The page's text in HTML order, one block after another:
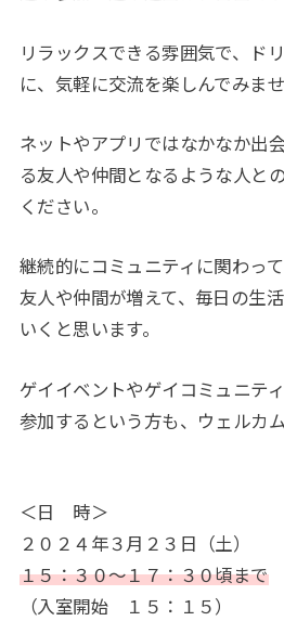
リラックスできる雰囲気で、ド
に、気軽に交流を楽しんでみませ
ネットやアプリではなかなか出
る友人や仲間となるような人と
ください。
継続的にコミュニティに関わっ
友人や仲間が増えて、毎日の生
いくと思います。
ゲイイベントやゲイコミュニテ
参加するという方も、ウェルカ
＜日 時＞
２０２４年３月２３日（土）
１５：３０～１７：３０頃まで
（入室開始 １５：１５）